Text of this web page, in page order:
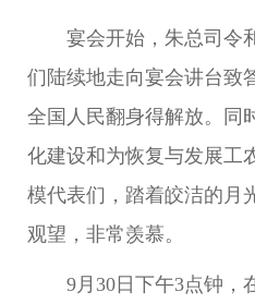
宴会开始，朱总司令
们陆续地走向宴会讲台致
全国人民翻身得解放。同
化建设和为恢复与发展工
模代表们，踏着皎洁的月
观望，非常羡慕。
9月30日下午3点钟，